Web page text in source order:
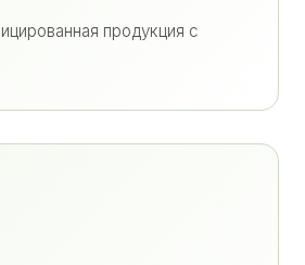
продукция с